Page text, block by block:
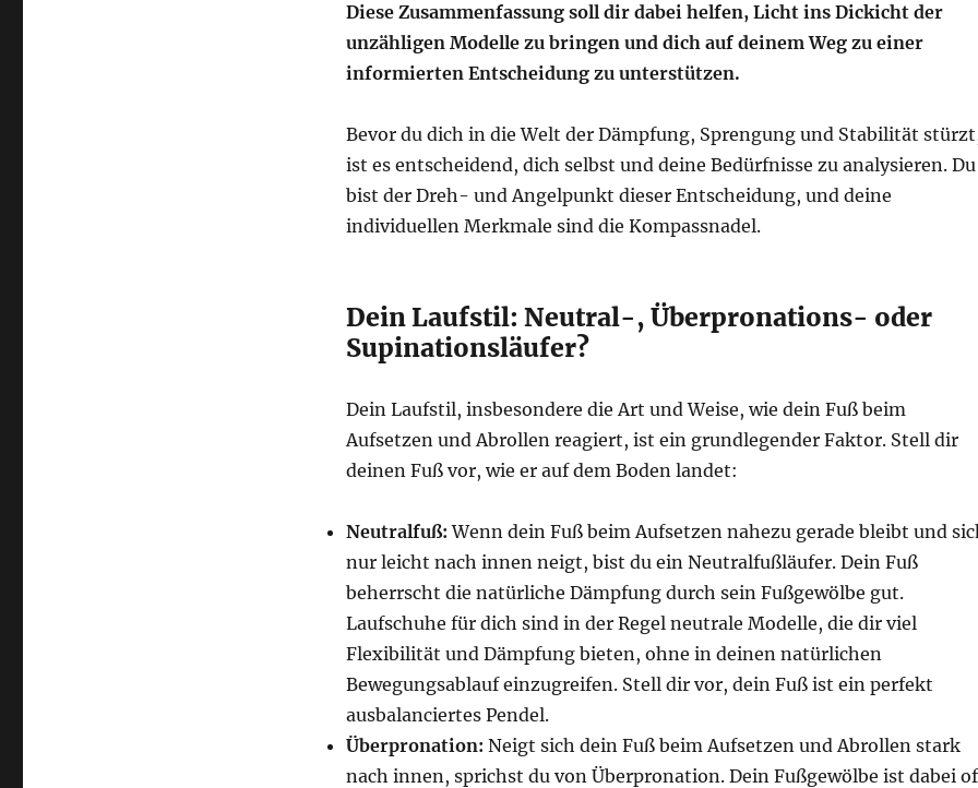
Diese Zusammenfassung soll dir dabei helfen, Licht ins Dickicht der
unzähligen Modelle zu bringen und dich auf deinem Weg zu einer
informierten Entscheidung zu unterstützen.
Bevor du dich in die Welt der Dämpfung, Sprengung und Stabilität
ist es entscheidend, dich selbst und deine Bedürfnisse zu analysieren. Du
bist der Dreh- und Angelpunkt dieser Entscheidung, und deine
individuellen Merkmale sind die Kompassnadel.
Dein Laufstil: Neutral-, Überpronations- oder
Supinationsläufer?
Dein Laufstil, insbesondere die Art und Weise, wie dein Fuß beim
Aufsetzen und Abrollen reagiert, ist ein grundlegender Faktor. Stell dir
deinen Fuß vor, wie er auf dem Boden landet:
Neutralfuß: Wenn dein Fuß beim Aufsetzen nahezu gerade bleibt und
nur leicht nach innen neigt, bist du ein Neutralfußläufer. Dein Fuß
beherrscht die natürliche Dämpfung durch sein Fußgewölbe gut.
Laufschuhe für dich sind in der Regel neutrale Modelle, die dir viel
Flexibilität und Dämpfung bieten, ohne in deinen natürlichen
Bewegungsablauf einzugreifen. Stell dir vor, dein Fuß ist ein perfekt
ausbalanciertes Pendel.
Überpronation: Neigt sich dein Fuß beim Aufsetzen und Abrollen stark
nach innen, sprichst du von Überpronation. Dein Fußgewölbe ist dabei